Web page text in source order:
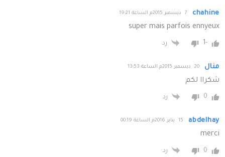
chahine 7 ديسمبر 2015م الساعة 19:21
super mais parfois ennyeux
-1 رد
منال 20 ديسمبر 2015م الساعة 13:53
شكراا لكم
0 رد
abdelhay 15 يناير 2016م الساعة 00:19
merci
0 رد